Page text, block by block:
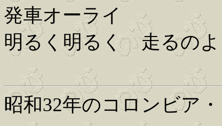
発車オーライ
明るく明るく 走るのよ
昭和32年のコロンビア